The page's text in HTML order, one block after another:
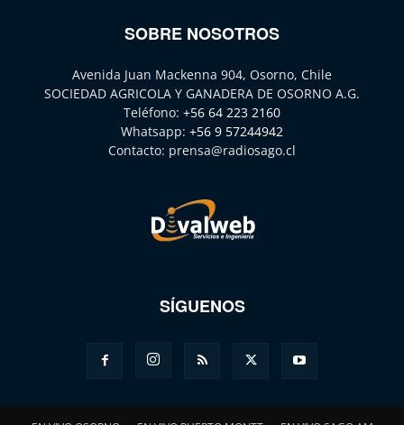
SOBRE NOSOTROS
Avenida Juan Mackenna 904, Osorno, Chile
SOCIEDAD AGRICOLA Y GANADERA DE OSORNO A.G.
Teléfono: +56 64 223 2160
Whatsapp: +56 9 57244942
Contacto: prensa@radiosago.cl
SÍGUENOS